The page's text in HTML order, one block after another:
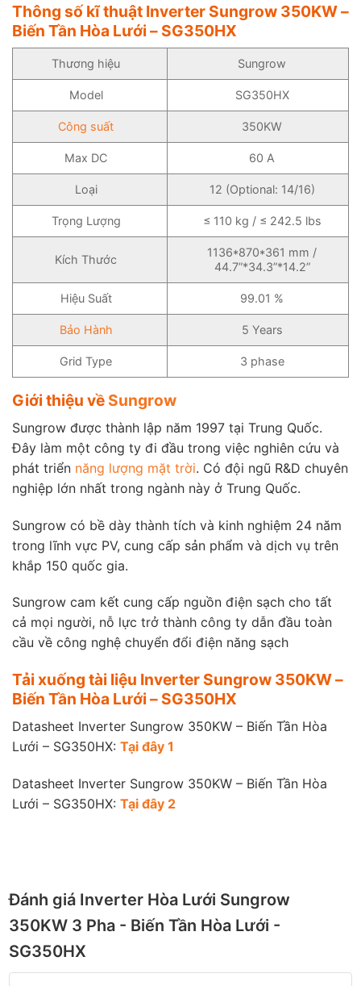
Thông số kĩ thuật Inverter Sungrow 350KW –
Biến Tần Hòa Lưới – SG350HX
Thương hiệu Sungrow
Model SG350HX
Công suất 350KW
Max DC 60 A
Loại 12 (Optional: 14/16)
Trọng Lượng ≤ 110 kg / ≤ 242.5 lbs
Kích Thước
1136*870*361 mm /
44.7”*34.3”*14.2”
Hiệu Suất 99.01 %
Bảo Hành 5 Years
Grid Type 3 phase
Giới thiệu về Sungrow
Sungrow được thành lập năm 1997 tại Trung Quốc.
Đây làm một công ty đi đầu trong việc nghiên cứu và
phát triển năng lượng mặt trời. Có đội ngũ R&D chuyên
nghiệp lớn nhất trong ngành này ở Trung Quốc.
Sungrow có bề dày thành tích và kinh nghiệm 24 năm
trong lĩnh vực PV, cung cấp sản phẩm và dịch vụ trên
khắp 150 quốc gia.
Sungrow cam kết cung cấp nguồn điện sạch cho tất
cả mọi người, nỗ lực trở thành công ty dẫn đầu toàn
cầu về công nghệ chuyển đổi điện năng sạch
Tải xuống tài liệu Inverter Sungrow 350KW –
Biến Tần Hòa Lưới – SG350HX
Datasheet Inverter Sungrow 350KW – Biến Tần Hòa
Lưới – SG350HX: Tại đây 1
Datasheet Inverter Sungrow 350KW – Biến Tần Hòa
Lưới – SG350HX: Tại đây 2
Đánh giá Inverter Hòa Lưới Sungrow
350KW 3 Pha - Biến Tần Hòa Lưới -
SG350HX